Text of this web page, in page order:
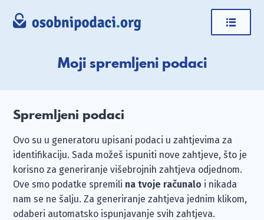
Moji spremljeni podaci
Spremljeni podaci
Ovo su u generatoru upisani podaci u zahtjevima za
identifikaciju. Sada možeš ispuniti nove zahtjeve, što je
korisno za generiranje višebrojnih zahtjeva odjednom.
Ove smo podatke spremili na tvoje računalo i nikada
nam se ne šalju. Za generiranje zahtjeva jednim klikom,
odaberi automatsko ispunjavanje svih zahtjeva.